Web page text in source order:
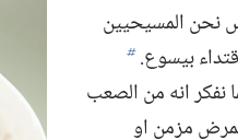
نحن المسيحيين
بيسوع.‏ b
نفكر انه من الصعب
مزمن او